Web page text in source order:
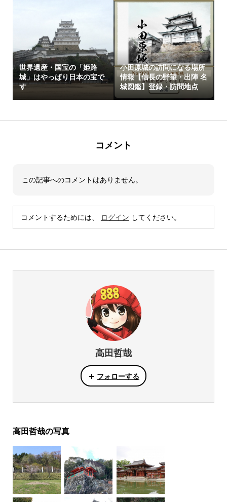
世界遺産・国宝の「姫路
城」はやっぱり日本の宝で
す
小田原城の訪問になる場所
情報【信長の野望・出陣 名
城図鑑】登録・訪問地点
コメント
この記事へのコメントはありません。
コメントするためには、 ログイン してください。
高田哲哉
フォローする
高田哲哉の写真